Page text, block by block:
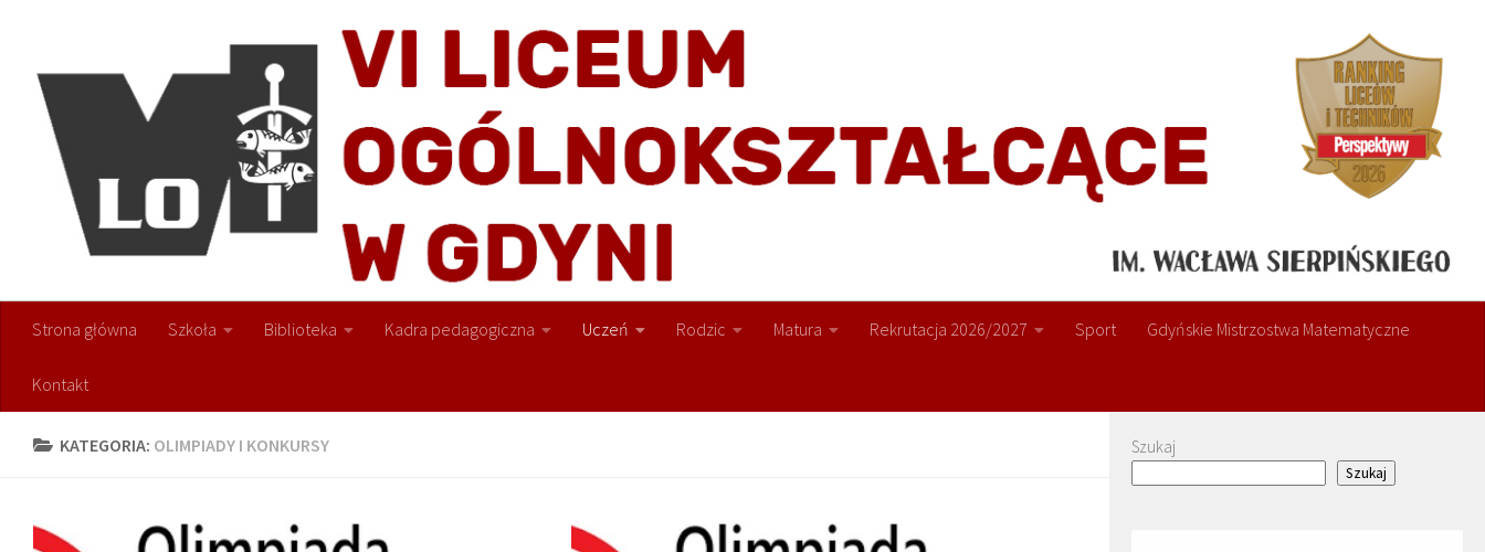
Strona główna Szkoła Biblioteka Kadra pedagogiczna Uczeń Rodzic Matura Rekrutacja 2026/2027 Sport Gdyńskie Mistrzostwa Matematyczne
Kontakt
KATEGORIA: OLIMPIADY I KONKURSY Szukaj
Szukaj